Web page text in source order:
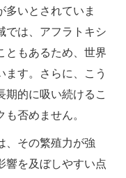
多いとされていま
では、アフラトキシ
ともあるため、世界
ます。さらに、こう
期的に吸い続けるこ
否めません。
、その繁殖力が強
響を及ぼしやすい点